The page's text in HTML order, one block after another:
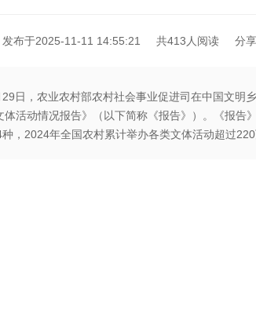
发布于2025-11-11 14:55:21 共413人阅读 分
29日，农业农村部农村社会事业促进司在中国文明
体活动情况报告》（以下简称《报告》）。《报告
，2024年全国农村累计举办各类文体活动超过